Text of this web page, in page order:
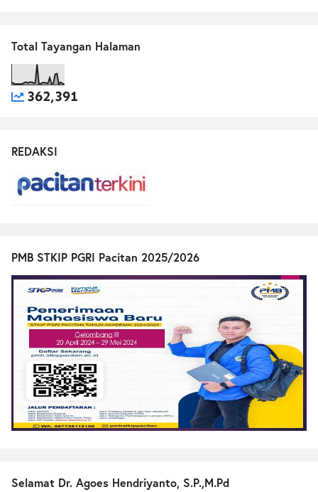
Total Tayangan Halaman
362,391
REDAKSI
PMB STKIP PGRI Pacitan 2025/2026
Selamat Dr. Agoes Hendriyanto, S.P.,M.Pd